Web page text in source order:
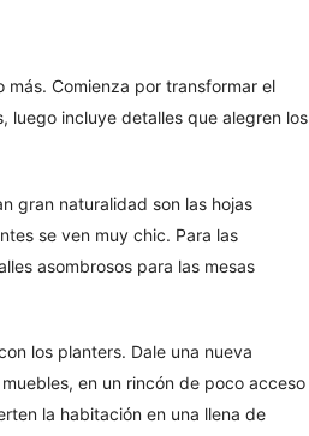
Comienza por transformar el
luego incluye detalles que alegren los
gran naturalidad son las hojas
se ven muy chic. Para las
asombrosos para las mesas
los planters. Dale una nueva
en un rincón de poco acceso
la habitación en una llena de